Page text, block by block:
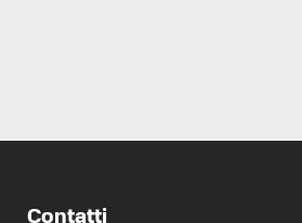
Contatti